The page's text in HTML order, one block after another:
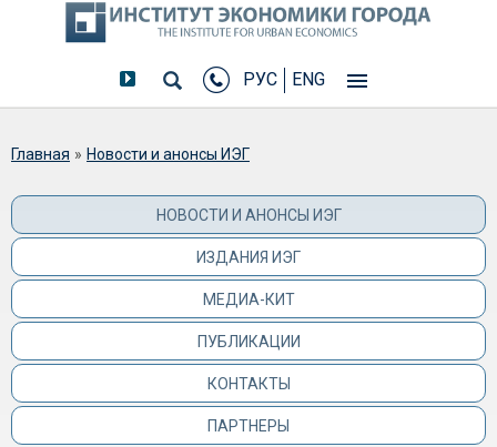
РУС ENG
Вы здесь
Главная » Новости и анонсы ИЭГ
НОВОСТИ И АНОНСЫ ИЭГ
ИЗДАНИЯ ИЭГ
МЕДИА-КИТ
ПУБЛИКАЦИИ
КОНТАКТЫ
ПАРТНЕРЫ